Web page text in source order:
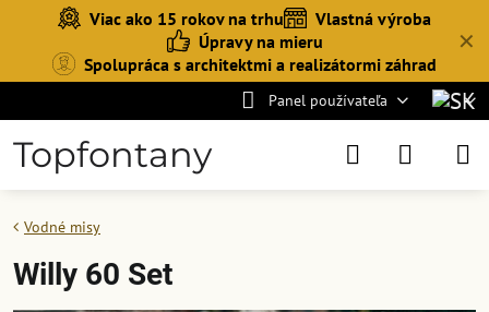
✕
Viac ako 15 rokov na trhu
Vlastná výroba
Úpravy na mieru
Spolupráca s architektmi a realizátormi záhrad
Panel používateľa
Topfontany
Vodné misy
Willy 60 Set